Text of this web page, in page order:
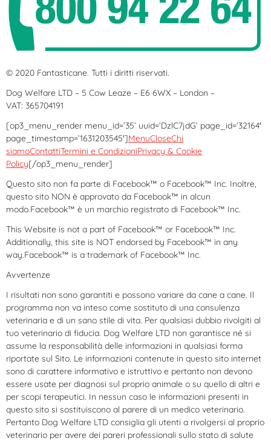
© 2020 Fantasticane. Tutti i diritti riservati.
Dog Welfare LTD – 5 Cow Leaze – E6 6WX – London –
VAT: 365704191
[op3_menu_render menu_id=’35’ uuid=’DzlC7jdG’ page_id=’32164′
page_timestamp=’1631203545′]MenuCloseChi
siamoContattiTermini e CondizioniPrivacy & Cookie
Policy[/op3_menu_render]
Questo sito non fa parte di Facebook™ o Facebook™ Inc. Inoltre,
questo sito NON è approvato da Facebook™ in alcun
modo.Facebook™ è un marchio registrato di Facebook™ Inc.
This Website is not a part of Facebook™ or Facebook™ Inc.
Additionally, this site is NOT endorsed by Facebook™ in any
way.Facebook™ is a trademark of Facebook™ Inc.
Avvertenze
I risultati non sono garantiti e possono variare da cane a cane. Il
programma non va inteso come sostituto di una consulenza
veterinaria e di un sano stile di vita. Per qualsiasi dubbio rivolgiti al
tuo veterinario di fiducia. Dog Welfare LTD non garantisce né si
assume la responsabilità delle informazioni in qualsiasi forma
riportate sul Sito. Le informazioni contenute in questo sito internet
sono di carattere informativo e istruttivo e pertanto non devono
essere usate per diagnosi sul proprio animale o su quello di altri e
per scopi terapeutici. In nessun caso le informazioni presenti in
questo sito si sostituiscono al parere di un medico veterinario.
Pertanto Dog Welfare LTD consiglia gli utenti a rivolgersi al proprio
veterinario per avere dei pareri professionali sullo stato di salute